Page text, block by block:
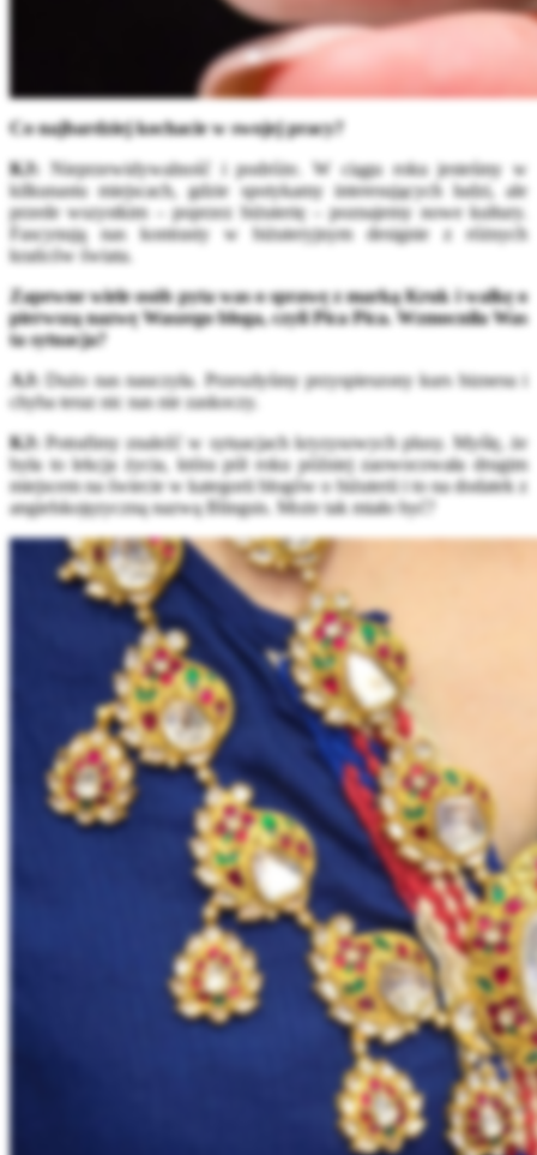
Co najbardziej kochacie w swojej pracy?
KJ:
Nieprzewidywalność i podróże. W ciągu roku jesteśmy w
kilkunastu miejscach, gdzie spotykamy interesujących ludzi, ale
przede wszystkim – poprzez biżuterię – poznajemy nowe kultury.
Fascynują nas kontrasty w biżuteryjnym designie z różnych
krańców świata.
Zapewne wiele osób pyta was o sprawę z marką Kruk i walkę o
pierwszą nazwę Waszego bloga, czyli Pica Pica. Wzmocniła Was
ta sytuacja?
AJ:
Dużo nas nauczyła. Przeszłyśmy przyspieszony kurs biznesu i
chyba teraz nic nas nie zaskoczy.
KJ: Potrafimy znaleźć w sytuacjach kryzysowych plusy. Myślę, że
była to lekcja życia, która pół roku później zaowocowała drugim
miejscem na świecie w kategorii blogów o biżuterii i to na dodatek z
angielskojęzyczną nazwą Blingsis. Może tak miało być?